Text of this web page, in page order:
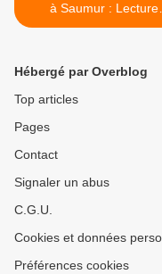
à Saumur : Lecture
poétique à sept voix à
Hébergé par Overblog
Top articles
Pages
Contact
Signaler un abus
C.G.U.
Cookies et données
Préférences cookies